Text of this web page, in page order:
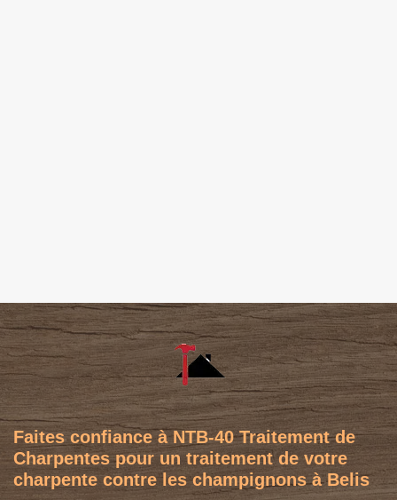
Faites confiance à NTB-40 Traitement de
Charpentes pour un traitement de votre
charpente contre les champignons à Belis